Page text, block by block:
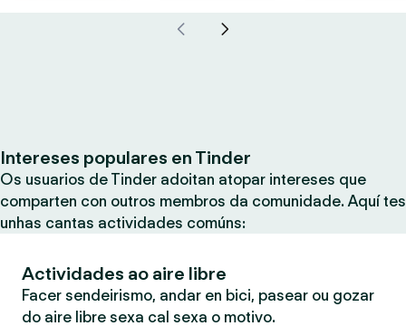
Intereses populares en Tinder
Os usuarios de Tinder adoitan atopar intereses que
comparten con outros membros da comunidade. Aquí tes
unhas cantas actividades comúns:
Actividades ao aire libre
Facer sendeirismo, andar en bici, pasear ou gozar
do aire libre sexa cal sexa o motivo.